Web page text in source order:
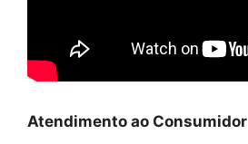
Atendimento ao Consumidor